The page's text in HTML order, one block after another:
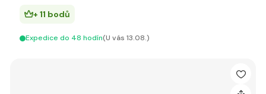
+ 11 bodů
Expedice do 48 hodín(U vás 13.08.)